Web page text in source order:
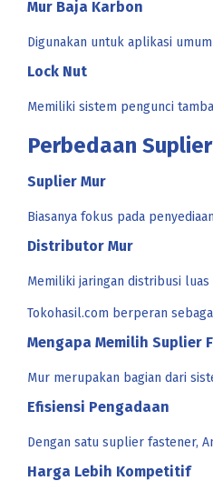
Mur Baja Karbon
Digunakan untuk aplikasi
Lock Nut
Memiliki sistem pengunci
Perbedaan
Suplier Mur
Biasanya fokus pada
Distributor Mur
Memiliki jaringan distribusi
Tokohasil.com berperan
Mengapa Memilih Suplier
Mur merupakan bagian dari
Efisiensi Pengadaan
Dengan satu suplier fastener,
Harga Lebih Kompetitif